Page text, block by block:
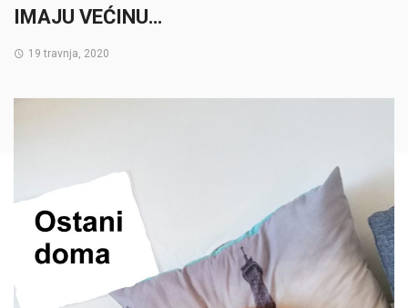
IMAJU VEĆINU…
19 travnja, 2020